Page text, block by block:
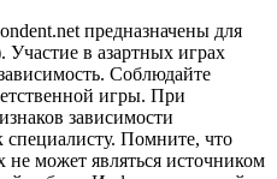
предназначены для
Участие в азартных играх
Соблюдайте
игры. При
зависимости
специалисту. Помните, что
не может являться источником